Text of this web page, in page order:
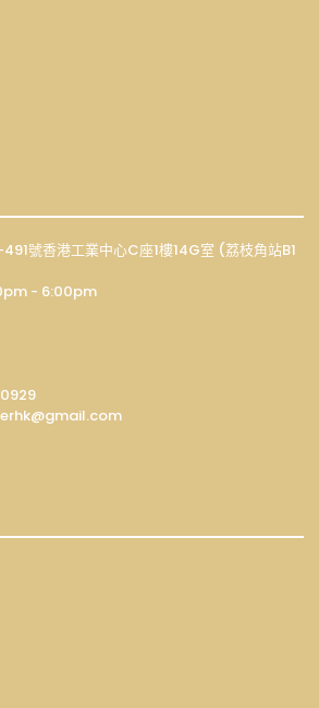
號香港工業中心C座1樓14G室 (荔枝角站B1
- 6:00pm